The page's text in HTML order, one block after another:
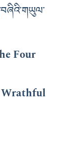
Four
Wrathful